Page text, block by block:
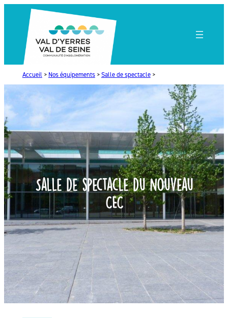
contenu
Accueil > Nos équipements> Salle de spectacle>
Salle de spectacle du nouveau
CEC